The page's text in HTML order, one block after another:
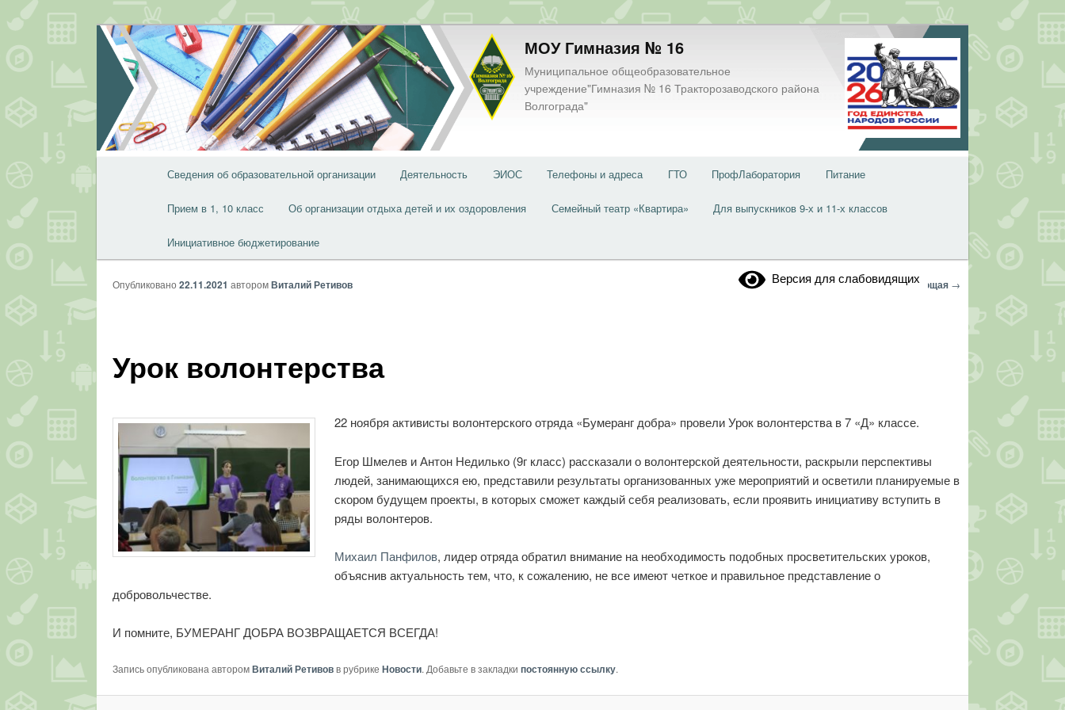
Перейти
к
основному
содержимому
МОУ Гимназия № 16
Муниципальное общеобразовательное
учреждение"Гимназия № 16 Тракторозаводского района
Волгограда"
Сведения об образовательной организации Деятельность ЭИОС Телефоны и адреса ГТО ПрофЛаборатория Питание
Прием в 1, 10 класс Об организации отдыха детей и их оздоровления Семейный театр «Квартира» Для выпускников 9-х и 11-х классов
Инициативное бюджетирование
Версия для слабовидящих
Навигация
← Предыдущая Следующая →
Урок волонтерства
Опубликовано 22.11.2021 авторомВиталий Ретивов
22 ноября активисты волонтерского отряда «Бумеранг добра» провели Урок волонтерства в 7 «Д» классе.
Егор Шмелев и Антон Недилько (9г класс) рассказали о волонтерской деятельности, раскрыли перспективы
людей, занимающихся ею, представили результаты организованных уже мероприятий и осветили планируемые в
скором будущем проекты, в которых сможет каждый себя реализовать, если проявить инициативу вступить в
ряды волонтеров.
Михаил Панфилов, лидер отряда обратил внимание на необходимость подобных просветительских уроков,
объяснив актуальность тем, что, к сожалению, не все имеют четкое и правильное представление о
добровольчестве.
И помните, БУМЕРАНГ ДОБРА ВОЗВРАЩАЕТСЯ ВСЕГДА!
Запись опубликована авторомВиталий Ретивовв рубрике Новости. Добавьте в закладки постоянную ссылку.